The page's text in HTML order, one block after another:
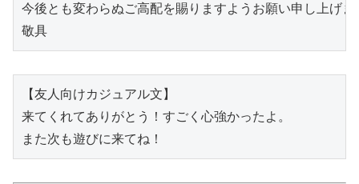
今後とも変わらぬご高配を賜りますようお願い申し上げま
敬具
【友人向けカジュアル文】
来てくれてありがとう！すごく心強かったよ。
また次も遊びに来てね！